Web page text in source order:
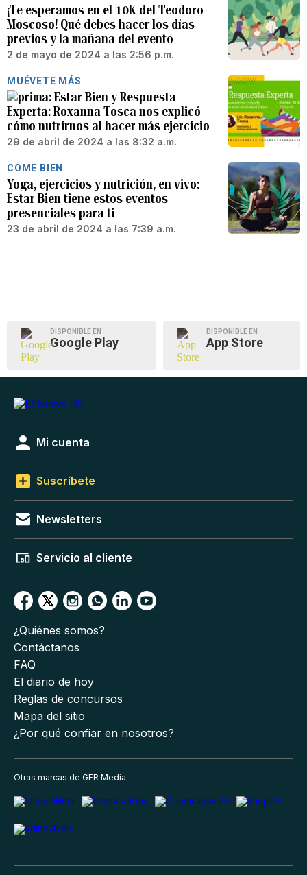
¡Te esperamos en el 10K del Teodoro
Moscoso! Qué debes hacer los días
previos y la mañana del evento
2 de mayo de 2024 a las 2:56 p.m.
MUÉVETE MÁS
Estar Bien y Respuesta
Experta: Roxanna Tosca nos explicó
cómo nutrirnos al hacer más ejercicio
29 de abril de 2024 a las 8:32 a.m.
COME BIEN
Yoga, ejercicios y nutrición, en vivo:
Estar Bien tiene estos eventos
presenciales para ti
23 de abril de 2024 a las 7:39 a.m.
DISPONIBLE EN
Google Play
DISPONIBLE EN
App Store
Mi cuenta
Suscríbete
Newsletters
Servicio al cliente
¿Quiénes somos?
Contáctanos
FAQ
El diario de hoy
Reglas de concursos
Mapa del sitio
¿Por qué confiar en nosotros?
Otras marcas de GFR Media